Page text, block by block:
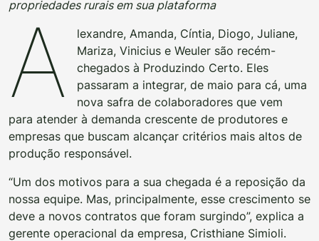
propriedades rurais em sua plataforma
A
lexandre, Amanda, Cíntia, Diogo, Juliane,
Mariza, Vinicius e Weuler são recém-
chegados à Produzindo Certo. Eles
passaram a integrar, de maio para cá, uma
nova safra de colaboradores que vem
para atender à demanda crescente de produtores e
empresas que buscam alcançar critérios mais altos de
produção responsável.
“Um dos motivos para a sua chegada é a reposição da
nossa equipe. Mas, principalmente, esse crescimento se
deve a novos contratos que foram surgindo”, explica a
gerente operacional da empresa, Cristhiane Simioli.